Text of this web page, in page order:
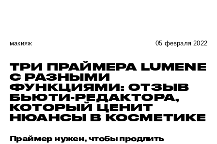
макияж 05 февраля 2022
ТРИ ПРАЙМЕРА LUMENЕ
С РАЗНЫМИ
ФУНКЦИЯМИ: ОТЗЫВ
БЬЮТИ-РЕДАКТОРА,
КОТОРЫЙ ЦЕНИТ
НЮАНСЫ В КОСМЕТИКЕ
Праймер нужен, чтобы продлить